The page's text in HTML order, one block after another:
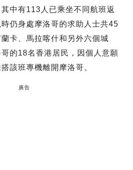
中有113人已乘坐不同航班返
仍身處摩洛哥的求助人士共45
卡、馬拉喀什和另外六個城
的18名香港居民，因個人意願
該班專機離開摩洛哥。
廣告